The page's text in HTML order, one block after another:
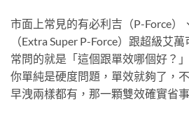
市面上常見的有必利吉（P-Force）
（Extra Super P-Force）跟超級艾
常問的就是「這個跟單效哪個好？
你單純是硬度問題，單效就夠了，
早洩兩樣都有，那一顆雙效確實省